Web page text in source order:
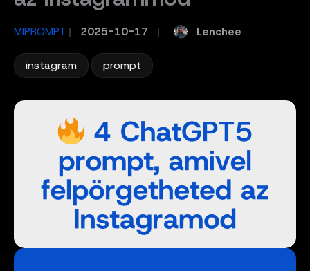
MIPROMPT / 2025-10-17 Lenchee
instagram prompt